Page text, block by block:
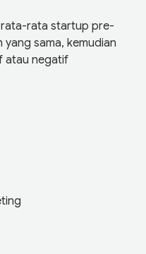
rata-rata startup pre-
sama, kemudian
atau negatif